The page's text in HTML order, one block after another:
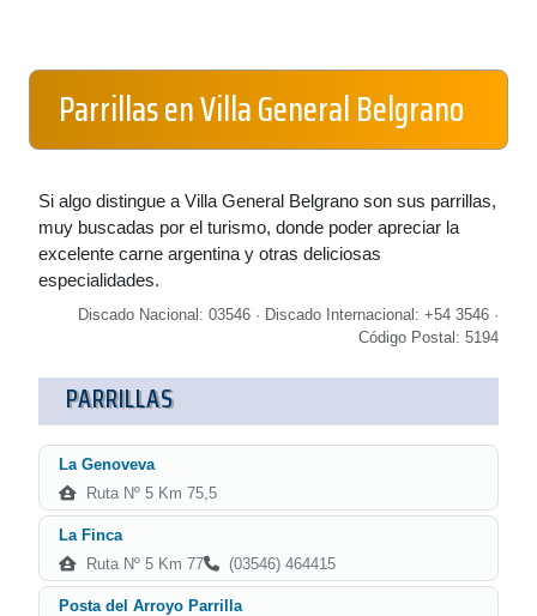
Parrillas en Villa General Belgrano
Si algo distingue a Villa General Belgrano son sus parrillas,
muy buscadas por el turismo, donde poder apreciar la
excelente carne argentina y otras deliciosas
especialidades.
Discado Nacional: 03546 · Discado Internacional: +54 3546 ·
Código Postal: 5194
PARRILLAS
La Genoveva
Ruta Nº 5 Km 75,5
La Finca
Ruta Nº 5 Km 77
(03546) 464415
Posta del Arroyo Parrilla